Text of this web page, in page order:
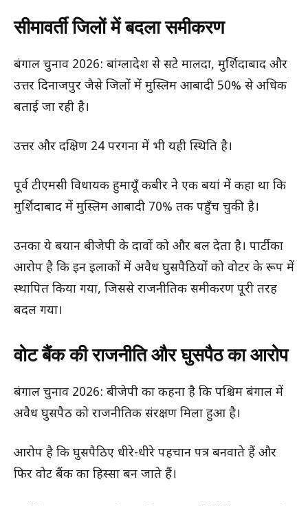
सीमावर्ती जिलों में बदला समीकरण
बंगाल चुनाव 2026: बांग्लादेश से सटे मालदा, मुर्शिदाबाद और
उत्तर दिनाजपुर जैसे जिलों में मुस्लिम आबादी 50% से अधिक
बताई जा रही है।
उत्तर और दक्षिण 24 परगना में भी यही स्थिति है।
पूर्व टीएमसी विधायक हुमायूँ कबीर ने एक बयां में कहा था कि
मुर्शिदाबाद में मुस्लिम आबादी 70% तक पहुँच चुकी है।
उनका ये बयान बीजेपी के दावों को और बल देता है। पार्टी का
आरोप है कि इन इलाकों में अवैध घुसपैठियों को वोटर के रूप में
स्थापित किया गया, जिससे राजनीतिक समीकरण पूरी तरह
बदल गया।
वोट बैंक की राजनीति और घुसपैठ का आरोप
बंगाल चुनाव 2026: बीजेपी का कहना है कि पश्चिम बंगाल में
अवैध घुसपैठ को राजनीतिक संरक्षण मिला हुआ है।
आरोप है कि घुसपैठिए धीरे-धीरे पहचान पत्र बनवाते हैं और
फिर वोट बैंक का हिस्सा बन जाते हैं।